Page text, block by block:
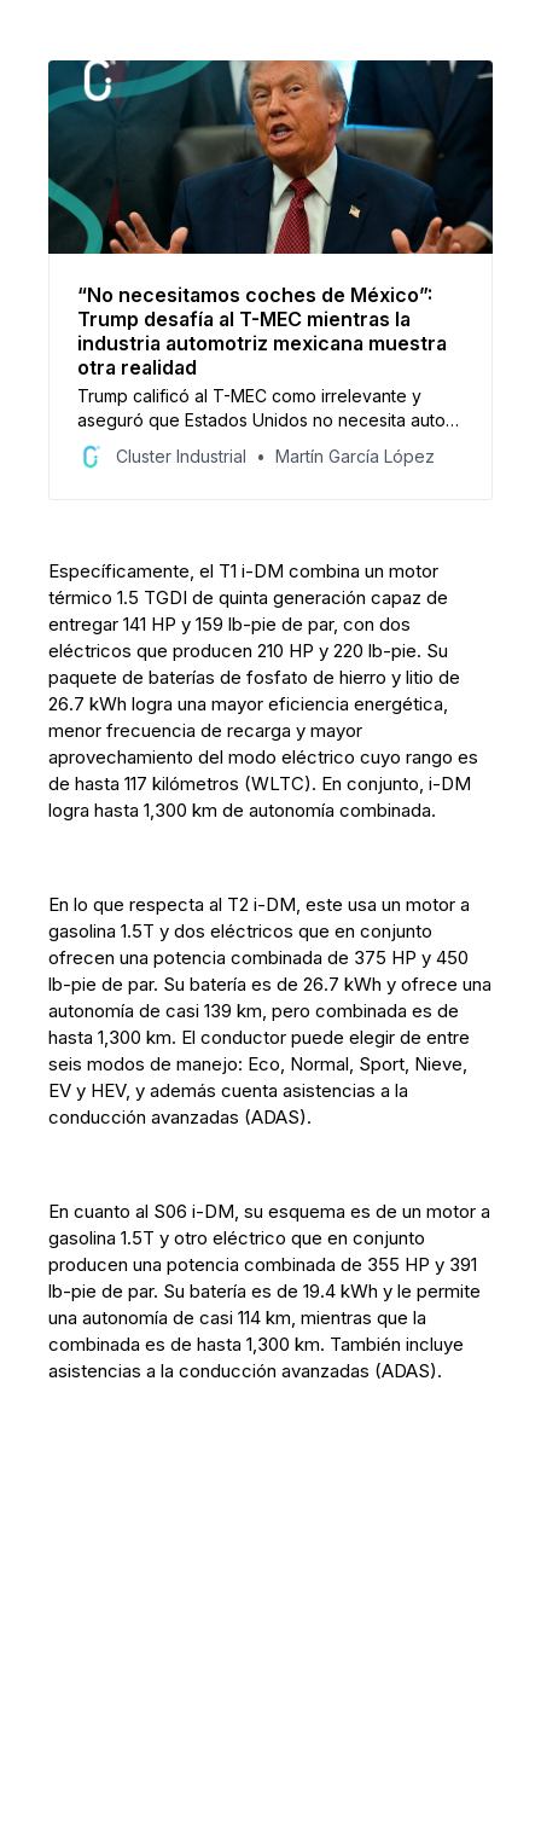
“No necesitamos coches de México”:
Trump desafía al T-MEC mientras la
industria automotriz mexicana muestra
otra realidad
Trump calificó al T-MEC como irrelevante y
aseguró que Estados Unidos no necesita autos
de México ni Canadá. Sin embargo, los datos
muestran una fuerte integración automotriz:
Cluster Industrial Martín García López
Específicamente, el T1 i-DM combina un motor
térmico 1.5 TGDI de quinta generación capaz de
entregar 141 HP y 159 lb-pie de par, con dos
eléctricos que producen 210 HP y 220 lb-pie. Su
paquete de baterías de fosfato de hierro y litio de
26.7 kWh logra una mayor eficiencia energética,
menor frecuencia de recarga y mayor
aprovechamiento del modo eléctrico cuyo rango es
de hasta 117 kilómetros (WLTC). En conjunto, i-DM
logra hasta 1,300 km de autonomía combinada.
En lo que respecta al T2 i-DM, este usa un motor a
gasolina 1.5T y dos eléctricos que en conjunto
ofrecen una potencia combinada de 375 HP y 450
lb-pie de par. Su batería es de 26.7 kWh y ofrece una
autonomía de casi 139 km, pero combinada es de
hasta 1,300 km. El conductor puede elegir de entre
seis modos de manejo: Eco, Normal, Sport, Nieve,
EV y HEV, y además cuenta asistencias a la
conducción avanzadas (ADAS).
En cuanto al S06 i-DM, su esquema es de un motor a
gasolina 1.5T y otro eléctrico que en conjunto
producen una potencia combinada de 355 HP y 391
lb-pie de par. Su batería es de 19.4 kWh y le permite
una autonomía de casi 114 km, mientras que la
combinada es de hasta 1,300 km. También incluye
asistencias a la conducción avanzadas (ADAS).